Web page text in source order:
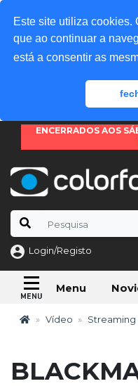
Este site utiliza cookies.
que ao continuar a
está a consentir as
ENCERRADOS AOS
Login/Registo
Menu
Vídeo Streaming